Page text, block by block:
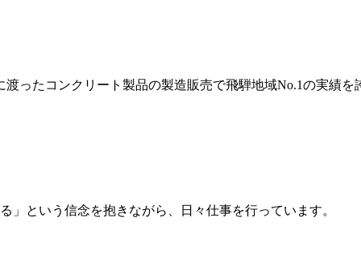
ったコンクリート製品の製造販売で飛騨地域No.1の実績を
という信念を抱きながら、日々仕事を行っています。